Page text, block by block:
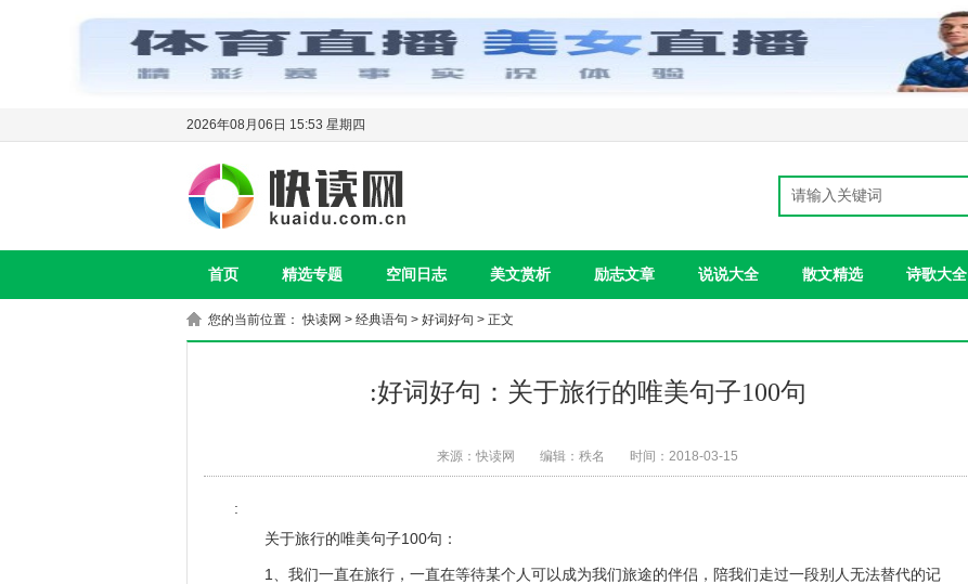
2026年08月06日 15:53 星期四
首页 精选专题 空间日志 美文赏析 励志文章 说说大全 散文精选 诗歌大全
您的当前位置：快读网 > 经典语句 > 好词好句 > 正文
:好词好句：关于旅行的唯美句子100句
来源：快读网 编辑：秩名 时间：2018-03-15
:
关于旅行的唯美句子100句：
1、我们一直在旅行，一直在等待某个人可以成为我们旅途的伴侣，陪我们走过一段别人无法替代的记